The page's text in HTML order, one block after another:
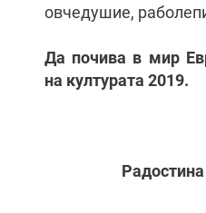
овчедушие,
Да почива в мир
на културата 2019.